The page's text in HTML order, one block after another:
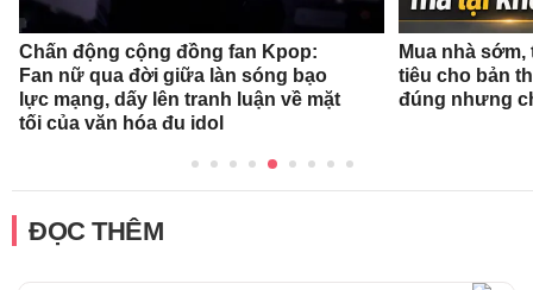
Chấn động cộng đồng fan Kpop:
Fan nữ qua đời giữa làn sóng bạo
lực mạng, dấy lên tranh luận về mặt
tối của văn hóa đu idol
Mua nhà
tiêu cho bản
đúng nhưng
ĐỌC THÊM